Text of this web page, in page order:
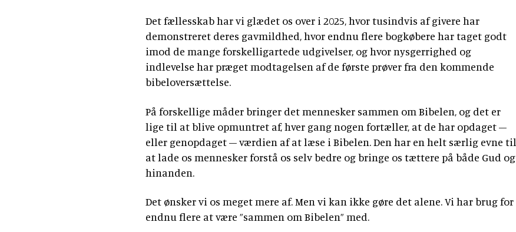
Det fællesskab har vi glædet os over i 2025, hvor tusindvis af givere har
demonstreret deres gavmildhed, hvor endnu flere bogkøbere har taget godt
imod de mange forskelligartede udgivelser, og hvor nysgerrighed og
indlevelse har præget modtagelsen af de første prøver fra den kommende
bibeloversættelse.
På forskellige måder bringer det mennesker sammen om Bibelen, og det er
lige til at blive opmuntret af, hver gang nogen fortæller, at de har opdaget –
eller genopdaget – værdien af at læse i Bibelen. Den har en helt særlig evne til
at lade os mennesker forstå os selv bedre og bringe os tættere på både Gud og
hinanden.
Det ønsker vi os meget mere af. Men vi kan ikke gøre det alene. Vi har brug for
endnu flere at være ”sammen om Bibelen” med.